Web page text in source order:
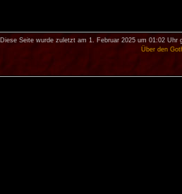
Diese Seite wurde zuletzt am 1. Februar 2025 um 01:02 Uhr
Über den